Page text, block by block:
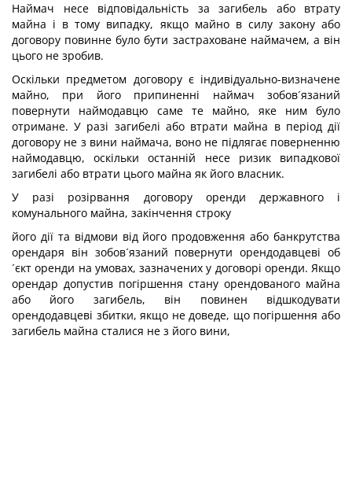
Наймач несе відповідальність за загибель або втрату
майна і в тому випадку, якщо майно в силу закону або
договору повинне було бути застраховане наймачем, а він
цього не зробив.
Оскільки предметом договору є індивідуально-визначене
майно, при його припиненні наймач зобов´язаний
повернути наймодавцю саме те майно, яке ним було
отримане. У разі загибелі або втрати майна в період дії
договору не з вини наймача, воно не підлягає поверненню
наймодавцю, оскільки останній несе ризик випадкової
загибелі або втрати цього майна як його власник.
У разі розірвання договору оренди державного і
комунального майна, закінчення строку
його дії та відмови від його продовження або банкрутства
орендаря він зобов´язаний повернути орендодавцеві об
´єкт оренди на умовах, зазначених у договорі оренди. Якщо
орендар допустив погіршення стану орендованого майна
або його загибель, він повинен відшкодувати
орендодавцеві збитки, якщо не доведе, що погіршення або
загибель майна сталися не з його вини,